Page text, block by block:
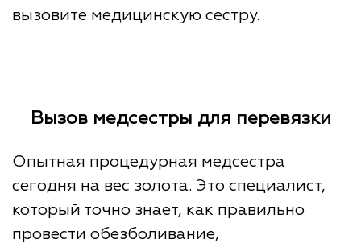
вызовите медицинскую сестру.
Вызов медсестры для перевязки
Опытная процедурная медсестра
сегодня на вес золота. Это специалист,
который точно знает, как правильно
провести обезболивание,